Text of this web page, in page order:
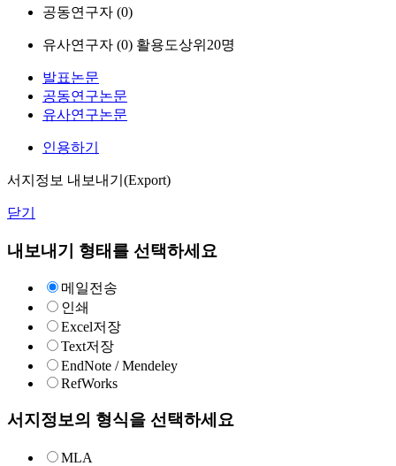
공동연구자 (0)
유사연구자 (0) 활용도상위20명
발표논문
공동연구논문
유사연구논문
인용하기
서지정보 내보내기(Export)
닫기
내보내기 형태를 선택하세요
메일전송
인쇄
Excel저장
Text저장
EndNote / Mendeley
RefWorks
서지정보의 형식을 선택하세요
MLA